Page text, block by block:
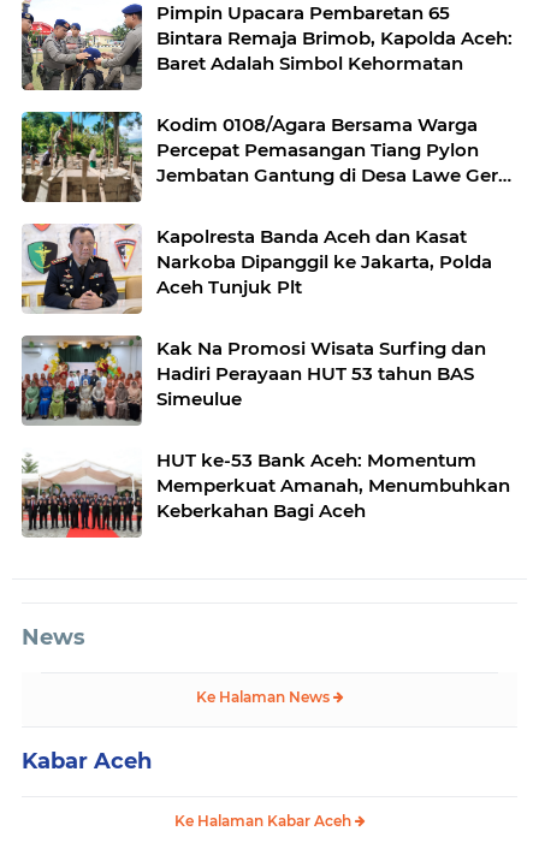
Pimpin Upacara Pembaretan 65
Bintara Remaja Brimob, Kapolda Aceh:
Baret Adalah Simbol Kehormatan
Kodim 0108/Agara Bersama Warga
Percepat Pemasangan Tiang Pylon
Jembatan Gantung di Desa Lawe Ger-
Kapolresta Banda Aceh dan Kasat
Narkoba Dipanggil ke Jakarta, Polda
Aceh Tunjuk Plt
Kak Na Promosi Wisata Surfing dan
Hadiri Perayaan HUT 53 tahun BAS
Simeulue
HUT ke-53 Bank Aceh: Momentum
Memperkuat Amanah, Menumbuhkan
Keberkahan Bagi Aceh
News
Ke Halaman News
Kabar Aceh
Ke Halaman Kabar Aceh